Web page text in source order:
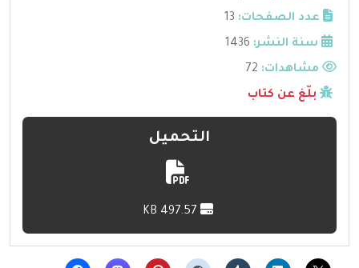
عدد الصفحات: 13
سنة النشر: 1436
مشاهدات:
بلّغ عن كتاب
التحميل